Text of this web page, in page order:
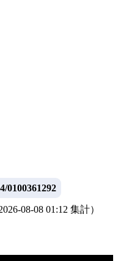
0100361292
08-08 01:12 集計）